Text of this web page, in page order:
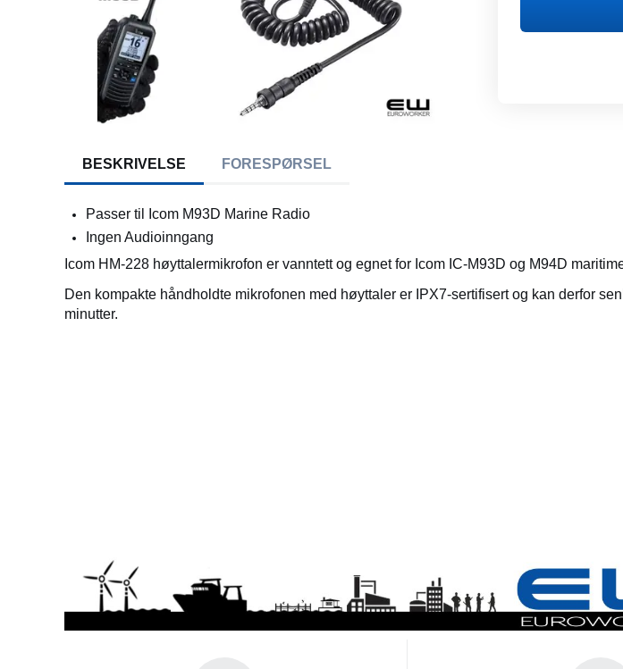
BESKRIVELSE FORESPØRSEL
Passer til Icom M93D Marine Radio
Ingen Audioinngang
Icom HM-228 høyttalermikrofon er vanntett og egnet for Icom IC-M93D og M94D
Den kompakte håndholdte mikrofonen med høyttaler er IPX7-sertifisert og kan derfor
minutter.